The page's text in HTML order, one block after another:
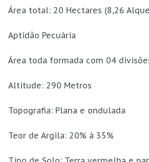
Área total: 20 Hectares (8,26
Aptidão Pecuária
Área toda formada com 04
Altitude: 290 Metros
Topografia: Plana e ondulada
Teor de Argila: 20% à 35%